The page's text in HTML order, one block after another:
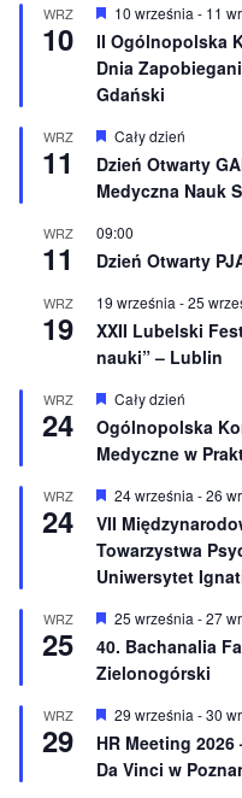
WRZ
10
W
y
r
ó
ż
n
i
o
n
e
10 września- 11
II Ogólnopolska
Dnia
Gdański
WRZ
11
W
y
r
ó
n
o
e
Cały dzień
Dzień Otwarty
Medyczna Nauk
WRZ
11
09:00
Dzień Otwarty
WRZ
19
19 września-25
XXII Lubelski
nauki” – Lublin
WRZ
24
W
r
ó
n
i
o
n
e
Cały dzień
Ogólnopolska
Medyczne w
WRZ
24
W
y
r
ó
ż
n
i
o
n
e
24 września-26
VII
Towarzystwa
Uniwersytet
WRZ
25
W
r
ó
n
i
o
n
25 września-27
40. Bachanalia
Zielonogórski
WRZ
29
W
y
r
ó
29 września-30
HR Meeting
Da Vinci w